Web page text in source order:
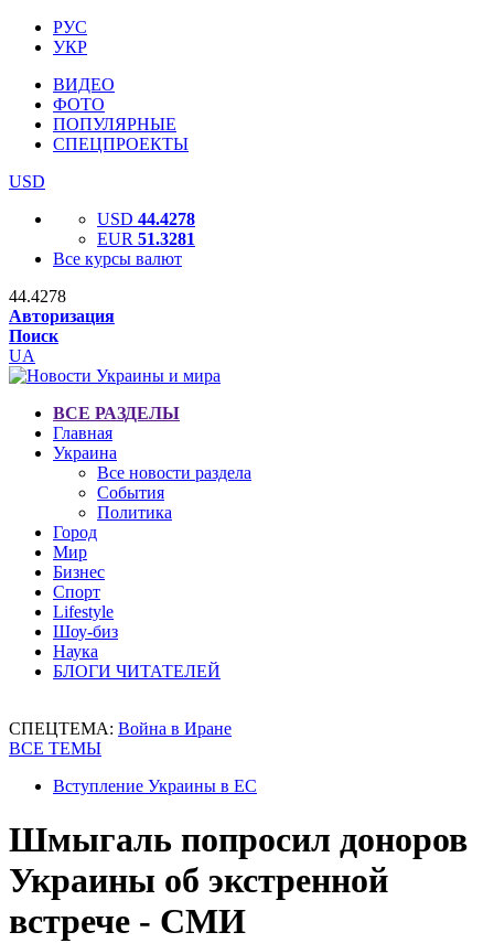
РУС
УКР
ВИДЕО
ФОТО
ПОПУЛЯРНЫЕ
СПЕЦПРОЕКТЫ
USD
USD 44.4278
EUR 51.3281
Все курсы валют
44.4278
Авторизация
Поиск
UA
ВСЕ РАЗДЕЛЫ
Главная
Украина
Все новости раздела
События
Политика
Город
Мир
Бизнес
Спорт
Lifestyle
Шоу-биз
Наука
БЛОГИ ЧИТАТЕЛЕЙ
СПЕЦТЕМА: Война в Иране
ВСЕ ТЕМЫ
Вступление Украины в ЕС
Шмыгаль попросил доноров
Украины об экстренной
встрече - СМИ